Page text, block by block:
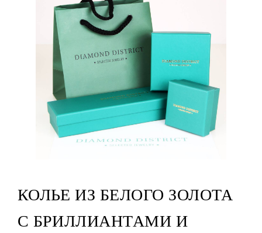
КОЛЬЕ ИЗ БЕЛОГО ЗОЛОТА
С БРИЛЛИАНТАМИ И